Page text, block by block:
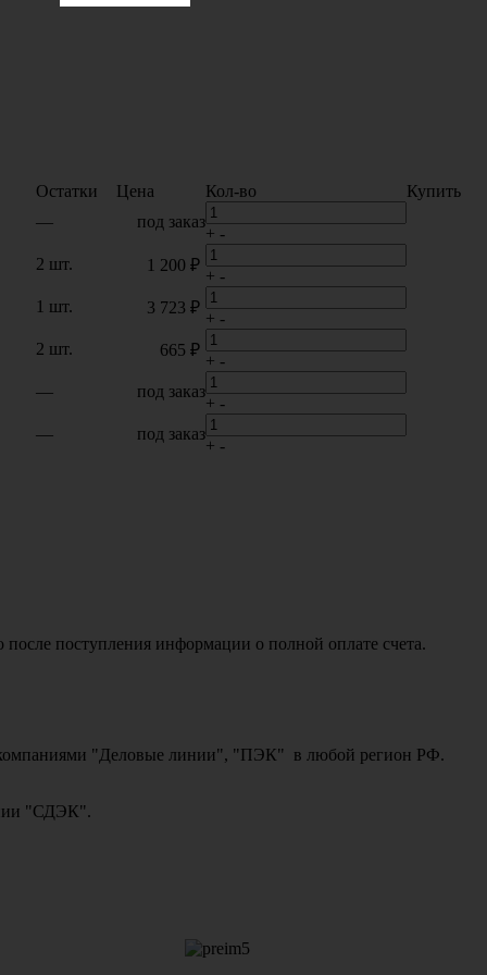
Остатки Цена Кол-во
Купить
— под заказ
+ -
2 шт. 1 200 ₽
+ -
1 шт. 3 723 ₽
+ -
2 шт. 665 ₽
+ -
— под заказ
+ -
— под заказ
+ -
поступления информации о полной оплате счета.
компаниями "Деловые линии", "ПЭК" в любой регион РФ.
"СДЭК".